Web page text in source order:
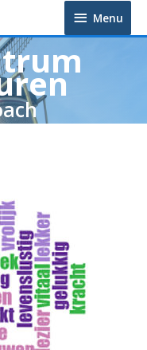
Menu